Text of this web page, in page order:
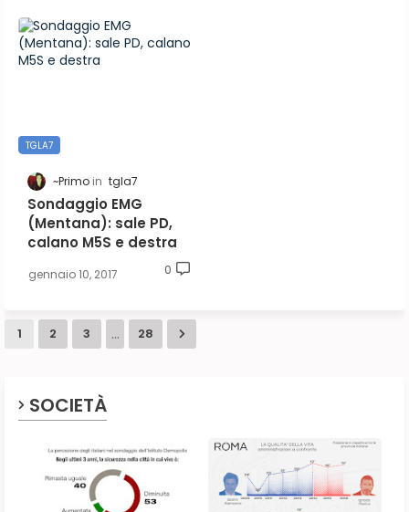
TGLA7
~Primo tgla7
Sondaggio EMG
(Mentana): sale PD,
calano M5S e destra
gennaio 10, 2017 0
1 2 3 ... 28
SOCIETÀ